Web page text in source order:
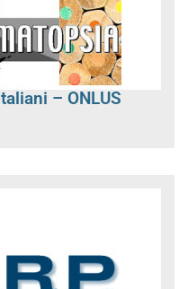
– ONLUS